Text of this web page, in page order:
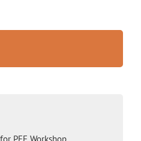
PEF Workshop